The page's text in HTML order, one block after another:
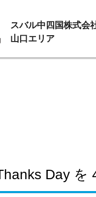
スバル中四国株式会
山口エリア
Day を